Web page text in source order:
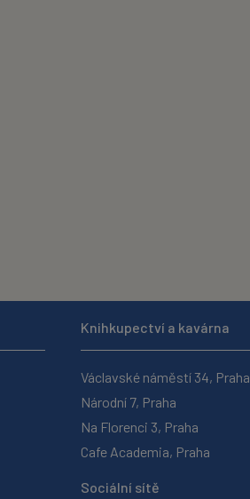
Knihkupectví a kavárna
Václavské náměstí 34, Praha
Národní 7, Praha
Na Florenci 3, Praha
Cafe Academia, Praha
Sociální sítě